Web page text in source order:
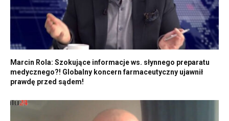
Marcin Rola: Szokujące informacje ws. słynnego preparatu
medycznego?! Globalny koncern farmaceutyczny ujawnił
prawdę przed sądem!